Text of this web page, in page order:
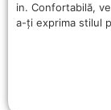
in. Confortabilă,
a-ți exprima stilul